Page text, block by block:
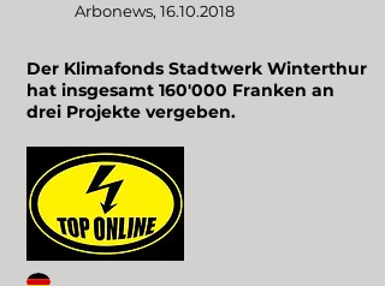
Arbonews, 16.10.2018
Der Klimafonds Stadtwerk Winterthur
hat insgesamt 160'000 Franken an
drei Projekte vergeben.